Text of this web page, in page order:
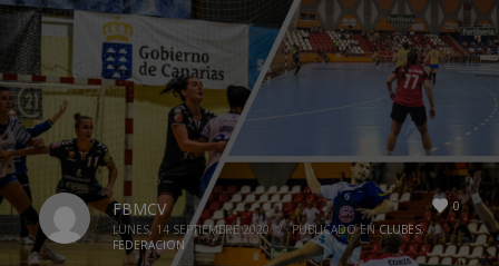
0
FBMCV
LUNES, 14 SEPTIEMBRE 2020 / PUBLICADO ENCLUBES,
FEDERACION